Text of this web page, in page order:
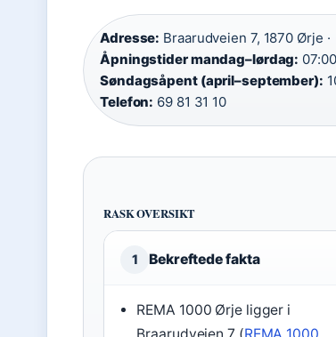
Adresse: Braarudveien 7, 1870 Ørje ·
Åpningstider mandag–lørdag:
Søndagsåpent (april–september):
Telefon: 69 81 31 10
RASK OVERSIKT
1 Bekreftede fakta
REMA 1000 Ørje ligger i